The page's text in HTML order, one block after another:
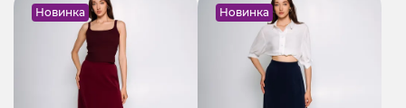
Новинка Новинка